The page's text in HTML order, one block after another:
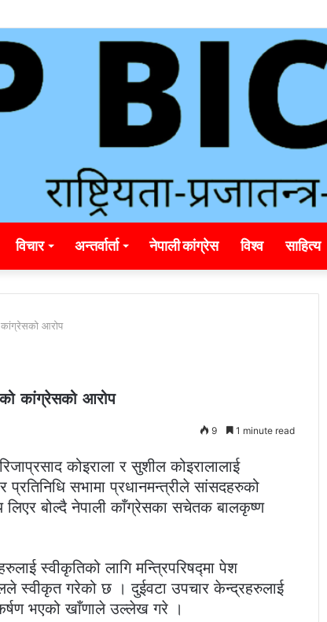
विचार अन्तर्वार्ता नेपाली कांग्रेस विश्व साहित्य
कांग्रेसको आरोप
कांग्रेसको आरोप
9 1 minute read
कोइराला र सुशील कोइरालालाई
सभामा प्रधानमन्त्रीले सांसदहरुको
लिएर बोल्दै नेपाली काँग्रेसका सचेतक बालकृष्ण
स्वीकृतिको लागि मन्त्रिपरिषद्मा पेश
स्वीकृत गरेको छ । दुईवटा उपचार केन्द्रहरुलाई
भएको खाँणाले उल्लेख गरे ।